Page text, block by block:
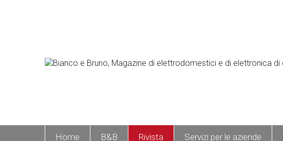
Home B&B Rivista Servizi per le aziende